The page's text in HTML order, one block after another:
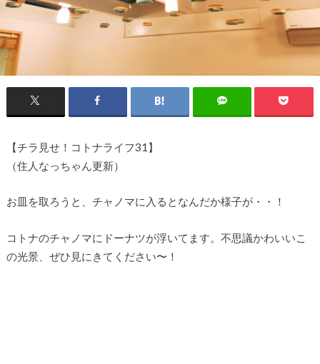
【チラ見せ！コトナライフ31】
（住人なっちゃん更新）
お皿を取ろうと、チャノマに入るとなんだか様子が・・！
コトナのチャノマにドーナツが浮いてます。不思議かわいいこ
の光景、ぜひ見にきてください〜！